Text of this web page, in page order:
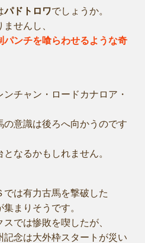
パドトロワでしょうか。
せんし、
ンチを喰らわせるような奇
チャン・ロードカナロア・
意識は後ろへ向かうのです
なるかもしれません。
では有力古馬を撃破した
集まりそうです。
では惨敗を喫したが、
念は大外枠スタートが災い